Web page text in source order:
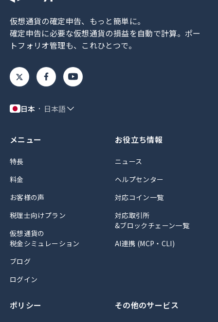
仮想通貨の確定申告、もっと簡単に。
確定申告に必要な仮想通貨の損益を自動で計算。 ポー
トフォリオ管理も、これひとつで。
日本 日本語
メニュー
特長
料金
お客様の声
税理士向けプラン
仮想通貨の
税金シミュレーション
ブログ
ログイン
お役立ち情報
ニュース
ヘルプセンター
対応コイン一覧
対応取引所
&ブロックチェーン一覧
AI連携 (MCP・CLI)
ポリシー その他のサービス